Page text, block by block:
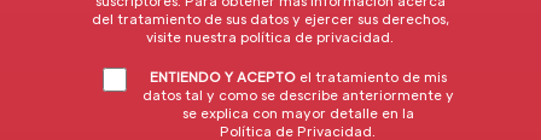
del tratamiento de sus datos y ejercer sus derechos,
visite nuestra política de privacidad
ENTIENDO Y ACEPTO el tratamiento de mis
datos tal y como se describe anteriormente y
se explica con mayor detalle en la
Política de Privacidad